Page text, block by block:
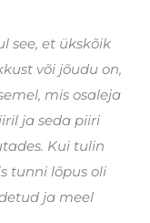
see, et ükskõik
või jõudu on,
mis osaleja
ja seda piiri
Kui tulin
tunni lõpus oli
ja meel